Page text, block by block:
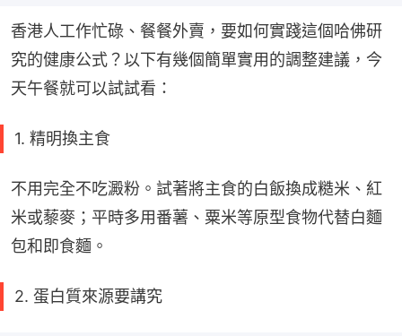
香港人工作忙碌、餐餐外賣，要如何實踐這個哈佛研
究的健康公式？以下有幾個簡單實用的調整建議，今
天午餐就可以試試看：
1. 精明換主食
不用完全不吃澱粉。試著將主食的白飯換成糙米、紅
米或藜麥；平時多用番薯、粟米等原型食物代替白麵
包和即食麵。
2. 蛋白質來源要講究